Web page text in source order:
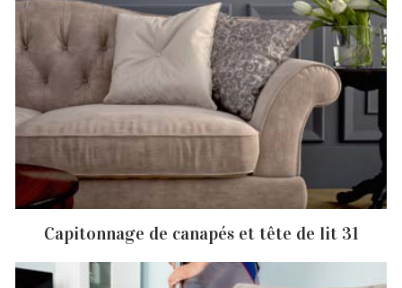
Capitonnage de canapés et tête de lit 31